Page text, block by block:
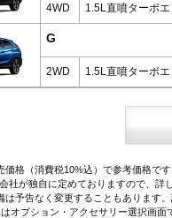
4WD 1.5L直噴ターボ
G
2WD 1.5L直噴ターボ
格（消費税10%込）で参考価格です
社が独自に定めておりますので、詳
は予告なく変更することもあります
オプション・アクセサリー選択画